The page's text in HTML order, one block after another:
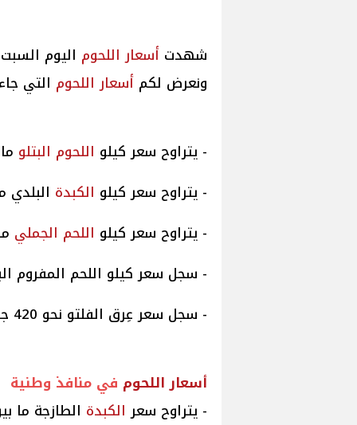
شهدت أسعار اللحوم اليوم
ونعرض لكم أسعار اللحوم التي
- يتراوح سعر كيلو اللحوم البتلو ما
- يتراوح سعر كيلو الكبدة البلدي ما بين
- يتراوح سعر كيلو اللحم الجملي
- سجل سعر كيلو اللحم المفروم البلدي
- سجل سعر عِرق الفلتو نحو 420 جنيها.
أسعار اللحوم في منافذ وطنية
- يتراوح سعر الكبدة الطازجة ما بين 300 لـ 350